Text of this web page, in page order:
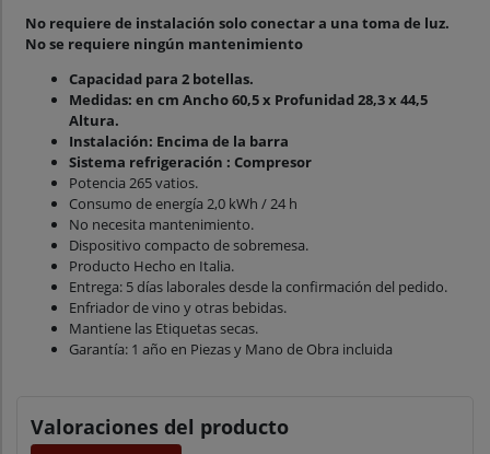
No requiere de instalación solo conectar a una toma de luz.
No se requiere ningún mantenimiento
Capacidad para 2 botellas.
Medidas: en cm Ancho 60,5 x Profunidad 28,3 x 44,5
Altura.
Instalación: Encima de la barra
Sistema refrigeración : Compresor
Potencia 265 vatios.
Consumo de energía 2,0 kWh / 24 h
No necesita mantenimiento.
Dispositivo compacto de sobremesa.
Producto Hecho en Italia.
Entrega: 5 días laborales desde la confirmación del pedido.
Enfriador de vino y otras bebidas.
Mantiene las Etiquetas secas.
Garantía: 1 año en Piezas y Mano de Obra incluida
Valoraciones del producto